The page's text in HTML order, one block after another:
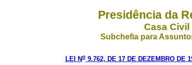
Presidência da
Casa Civil
Subchefia para
LEI No9.762, DE 17 DE DEZEMBRO DE